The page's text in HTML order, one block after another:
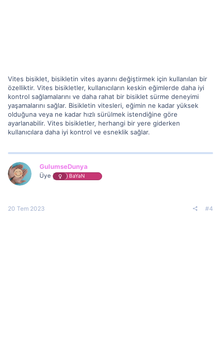
Vites bisiklet, bisikletin vites ayarını değiştirmek için kullanılan bir
özelliktir. Vites bisikletler, kullanıcıların keskin eğimlerde daha iyi
kontrol sağlamalarını ve daha rahat bir bisiklet sürme deneyimi
yaşamalarını sağlar. Bisikletin vitesleri, eğimin ne kadar yüksek
olduğuna veya ne kadar hızlı sürülmek istendiğine göre
ayarlanabilir. Vites bisikletler, herhangi bir yere giderken
kullanıcılara daha iyi kontrol ve esneklik sağlar.
GulumseDunya
Üye BaYaN
20 Tem 2023 #4